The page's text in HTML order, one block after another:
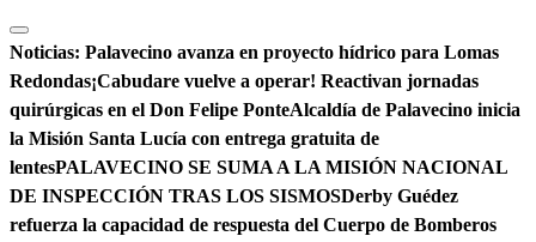
Saltar
al
contenido
Noticias: Palavecino avanza en proyecto hídrico para Lomas
Redondas¡Cabudare vuelve a operar! Reactivan jornadas
quirúrgicas en el Don Felipe PonteAlcaldía de Palavecino inicia
la Misión Santa Lucía con entrega gratuita de
lentesPALAVECINO SE SUMA A LA MISIÓN NACIONAL
DE INSPECCIÓN TRAS LOS SISMOSDerby Guédez
refuerza la capacidad de respuesta del Cuerpo de Bomberos